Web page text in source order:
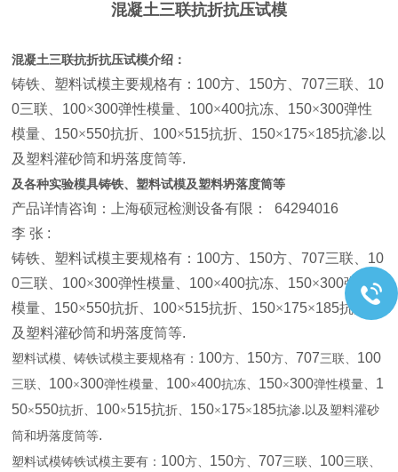
混凝土三联抗折抗压试模
混凝土三联抗折抗压试模介绍：
铸铁、塑料试模主要规格有： 100方、 150方、707三联、 10
0三联、 100×300弹性模量、 100×400抗冻、 150×300弹性
模量、 150×550抗折、 100×515抗折、 150×175×185抗渗. 以
及塑料灌砂筒和坍落度筒等.
及各种实验模具铸铁、塑料试模及塑料坍落度筒等
产品详情咨询：上海硕冠检测设备有限：
64294016
李 张 :
铸铁、塑料试模主要规格有： 100方、 150方、707三联、 10
0三联、 100×300弹性模量、 100×400抗冻、 150×300弹性
模量、 150×550抗折、 100×515抗折、 150×175×185抗渗 .以
及塑料灌砂筒和坍落度筒等.
塑料试模、铸铁试模主要规格有： 100方、 150方、 707三联、 100
三联、 100×300弹性模量、 100×400抗冻、 150×300弹性模量、 1
50×550抗折、 100×515抗折、 150×175×185抗渗. 以及塑料灌砂
筒和坍落度筒等.
塑料试模铸铁试模主要有： 100方、 150方、 707三联、 100三联、